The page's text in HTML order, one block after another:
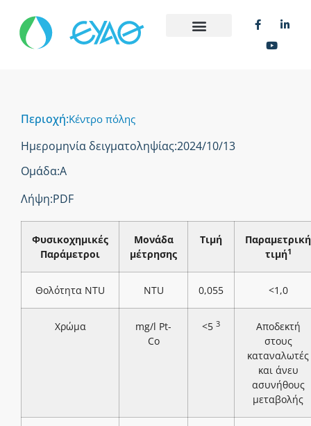
Περιοχή:Κέντρο πόλης
Ημερομηνία δειγματοληψίας:2024/10/13
Ομάδα:Α
Λήψη:PDF
Φυσικοχημικές
Παράμετροι
Μονάδα
μέτρησης
Τιμή
Παραμετρική
τιμή1
Θολότητα NTU NTU 0,055 <1,0
Χρώμα
mg/l Pt-
Co
<5 3
Αποδεκτή
στους
καταναλωτές
και άνευ
ασυνήθους
μεταβολής